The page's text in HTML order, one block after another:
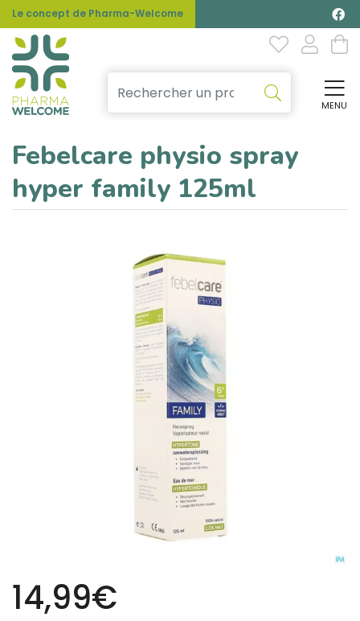
Le concept de Pharma-Welcome
MENU
Febelcare physio spray
hyper family 125ml
14,99€